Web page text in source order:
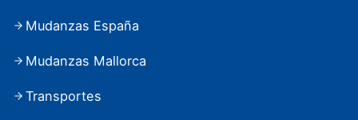
Mudanzas España
Mudanzas Mallorca
Transportes